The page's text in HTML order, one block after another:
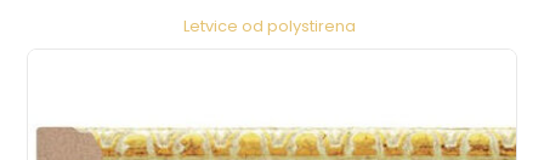
Letvice od polystirena